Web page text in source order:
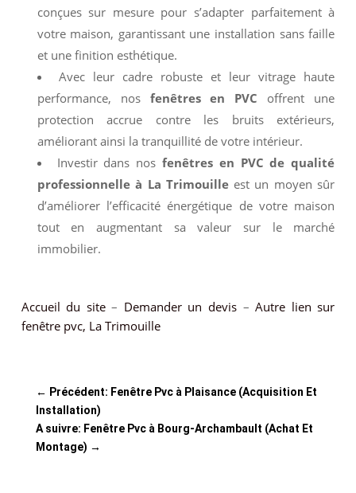
conçues sur mesure pour s’adapter parfaitement à
votre maison, garantissant une installation sans faille
et une finition esthétique.
Avec leur cadre robuste et leur vitrage haute
performance, nos fenêtres en PVC offrent une
protection accrue contre les bruits extérieurs,
améliorant ainsi la tranquillité de votre intérieur.
Investir dans nos fenêtres en PVC de qualité
professionnelle à La Trimouilleest un moyen sûr
d’améliorer l’efficacité énergétique de votre maison
tout en augmentant sa valeur sur le marché
immobilier.
Accueil du site– Demander un devis –Autre lien sur
fenêtre pvc, La Trimouille
← Précédent: Fenêtre Pvc à Plaisance (Acquisition Et
Installation)
A suivre: Fenêtre Pvc à Bourg-Archambault (Achat Et
Montage) →